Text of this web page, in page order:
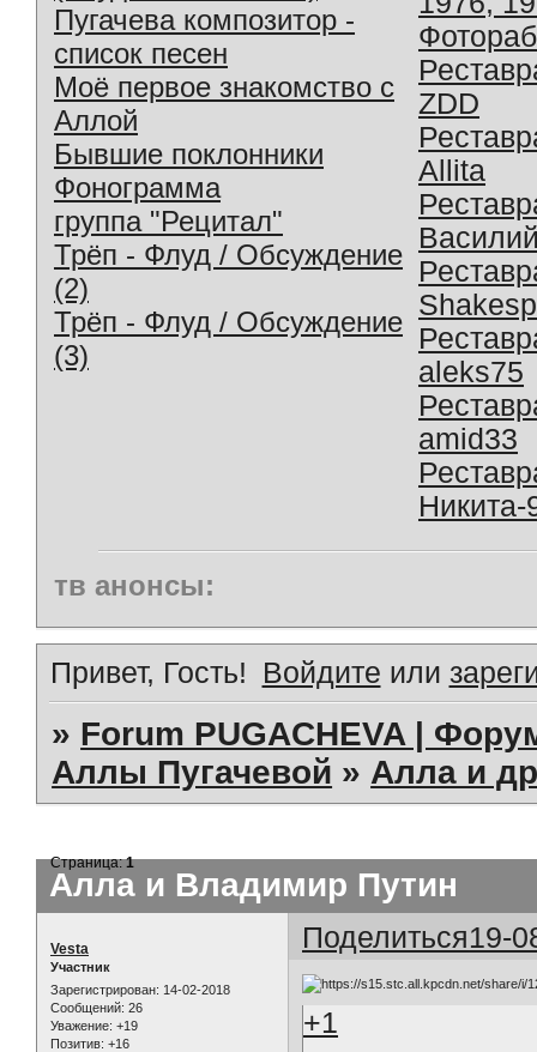
Пугачева композитор -
список песен
Моё первое знакомство с
Аллой
Бывшие поклонники
Фонограмма
группа "Рецитал"
Трёп - Флуд / Обсуждение
(2)
Трёп - Флуд / Обсуждение
(3)
ZDD
Allita
aleks75
amid33
Никита-
тв анонсы:
Привет, Гость! Войдите или
» Forum PUGACHEVA |
Аллы Пугачевой » Алла и
Алла и Владимир Путин
Страница:1
Поделиться19-
Vesta
Участник
Зарегистрирован: 14-02-2018
Сообщений: 26
Уважение: +19
Позитив: +16
+1